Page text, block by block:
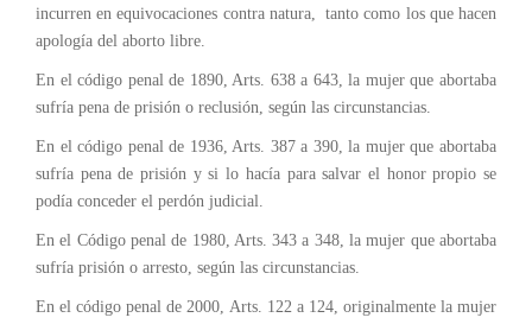
incurren en equivocaciones contra natura, tanto como los que hacen
apología del aborto libre.
En el código penal de 1890, Arts. 638 a 643, la mujer que abortaba
sufría pena de prisión o reclusión, según las circunstancias.
En el código penal de 1936, Arts. 387 a 390, la mujer que abortaba
sufría pena de prisión y si lo hacía para salvar el honor propio se
podía conceder el perdón judicial.
En el Código penal de 1980, Arts. 343 a 348, la mujer que abortaba
sufría prisión o arresto, según las circunstancias.
En el código penal de 2000, Arts. 122 a 124, originalmente la mujer